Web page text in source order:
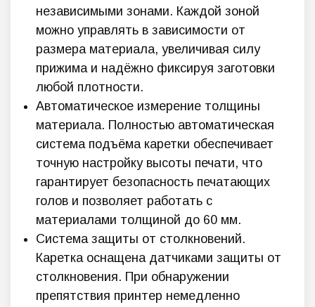
независимыми зонами. Каждой зоной
можно управлять в зависимости от
размера материала, увеличивая силу
прижима и надёжно фиксируя заготовки
любой плотности.
Автоматическое измерение толщины
материала. Полностью автоматическая
система подъёма каретки обеспечивает
точную настройку высоты печати, что
гарантирует безопасность печатающих
голов и позволяет работать с
материалами толщиной до 60 мм.
Система защиты от столкновений.
Каретка оснащена датчиками защиты от
столкновения. При обнаружении
препятствия принтер немедленно